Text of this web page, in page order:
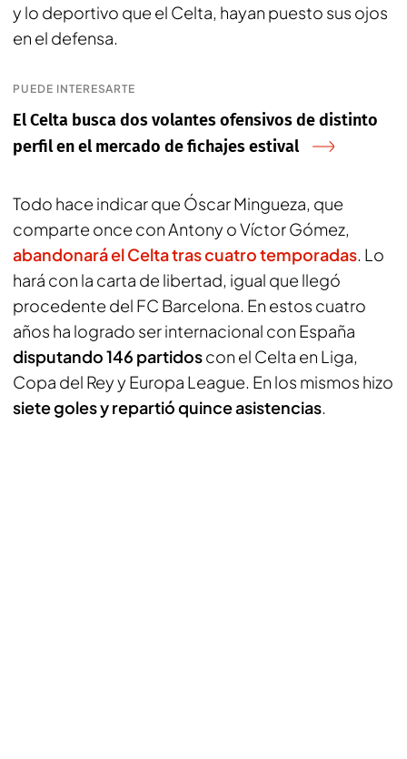
y lo deportivo que el Celta, hayan puesto sus ojos
en el defensa.
PUEDE INTERESARTE
El Celta busca dos volantes ofensivos de distinto
perfil en el mercado de fichajes estival
Todo hace indicar que Óscar Mingueza, que
comparte once con Antony o Víctor Gómez,
abandonará el Celta tras cuatro temporadas. Lo
hará con la carta de libertad, igual que llegó
procedente del FC Barcelona. En estos cuatro
años ha logrado ser internacional con España
disputando 146 partidoscon el Celta en Liga,
Copa del Rey y Europa League. En los mismos hizo
siete goles y repartió quince asistencias.